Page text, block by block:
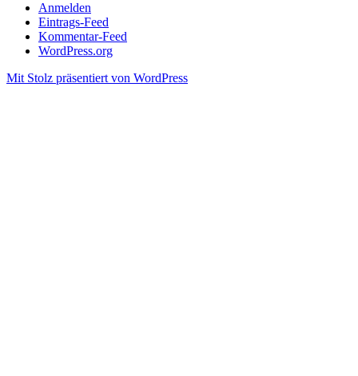
Anmelden
Eintrags-Feed
Kommentar-Feed
WordPress.org
Mit Stolz präsentiert von WordPress